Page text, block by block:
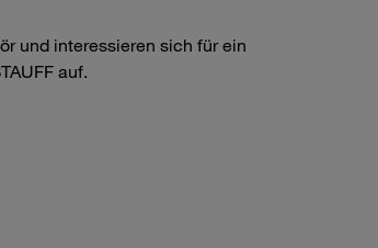
und interessieren sich für ein
auf.